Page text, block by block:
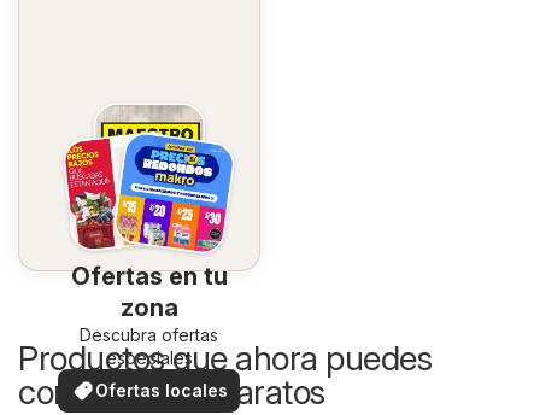
Ofertas en tu
zona
Descubra ofertas
especiales
Ofertas locales
Productos que ahora puedes
comprar más baratos